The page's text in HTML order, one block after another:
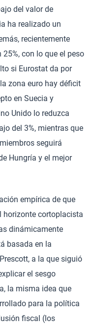
del valor de
ha realizado un
recientemente
con lo que el peso
si Eurostat da por
zona euro hay déficit
en Suecia y
Unido lo reduzca
del 3%, mientras que
seguirá
Hungría y el mejor
empírica de que
horizonte cortoplacista
dinámicamente
basada en la
a la que siguió
el sesgo
la misma idea que
para la política
fiscal (los